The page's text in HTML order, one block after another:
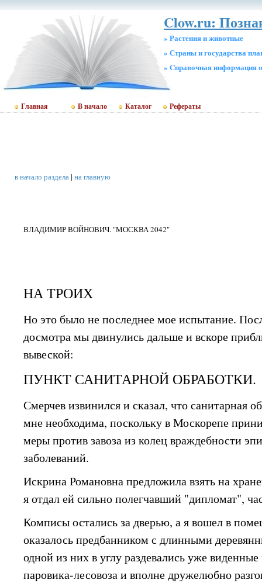
Clow.ru:
» Растения и животные
» Страны и государства
» Cправочная информация
Главная В начало Каталог Рефераты
в начало раздела| на главную
ВЛАДИМИР ВОЙНОВИЧ. "МОСКВА 2042"
НА ТРОИХ
Но это было не последнее мое испытание.
досмотра мы двинулись дальше и вскоре
вывеской:
ПУНКТ САНИТАРНОЙ ОБРАБОТКИ.
Смерчев извинился и сказал, что санитарная
мне необходима, поскольку в Москорепе
меры против завоза из колец враждебности
заболеваний.
Искрина Романовна предложила взять на
я отдал ей сильно полегчавший "дипломат",
Комписы остались за дверью, а я вошел в
оказалось предбанником с длинными
одной из них в углу раздевались уже
паровика-лесовоза и вполне дружелюбно